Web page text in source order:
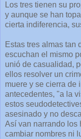
Los tres tienen su
y aunque se han
cierta indiferencia,
Estas tres almas tan
escuchan el mismo
unió de casualidad,
ellos resolver un
muere y se cierra de
antecedentes, "a la
estos
asesinado y no
Así van narrando los
cambiar nombres ni